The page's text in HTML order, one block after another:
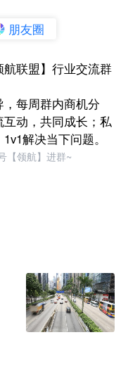
朋友圈
联盟】行业交流群
每周群内商机分
动，共同成长；私
解决当下问题。
【领航】进群~